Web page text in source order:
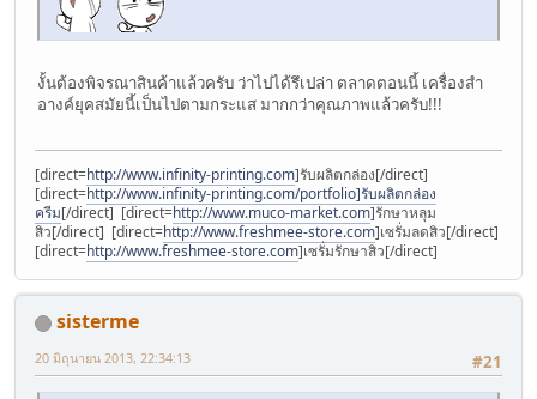
งั้นต้องพิจรณาสินค้าแล้วครับ ว่าไปได้รึเปล่า ตลาดตอนนี้ เครื่องสำ
อางค์ยุคสมัยนี้เป็นไปตามกระแส มากกว่าคุณภาพแล้วครับ!!!
[direct=http://www.infinity-printing.com]รับผลิตกล่อง[/direct]
[direct=http://www.infinity-printing.com/portfolio]รับผลิตกล่อง
ครีม[/direct] [direct=http://www.muco-market.com]รักษาหลุม
สิว[/direct] [direct=http://www.freshmee-store.com]เซรั่มลดสิว[/direct]
[direct=http://www.freshmee-store.com]เซรั่มรักษาสิว[/direct]
sisterme
#21
20 มิถุนายน 2013, 22:34:13